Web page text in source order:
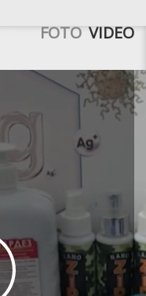
FOTO VIDEO